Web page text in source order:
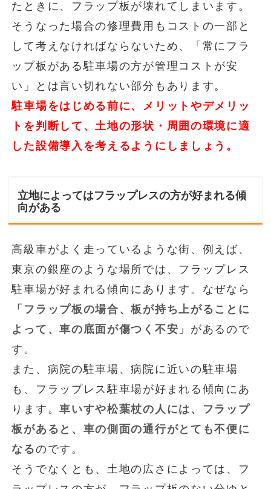
たときに、フラップ板が壊れてしまいます。
そうなった場合の修理費用もコストの一部と
して考えなければならないため、「常にフラ
ップ板がある駐車場の方が管理コストが安
い」とは言い切れない部分もあります。
駐車場をはじめる前に、メリットやデメリッ
トを判断して、土地の形状・周囲の環境に適
した設備導入を考えるようにしましょう。
立地によってはフラップレスの方が好まれる傾
向がある
高級車がよく走っているような街、例えば、
東京の銀座のような場所では、フラップレス
駐車場が好まれる傾向にあります。なぜなら
「フラップ板の場合、板が持ち上がることに
よって、車の底面が傷つく不安」 があるので
す。
また、病院の駐車場、病院に近いの駐車場
も、フラップレス駐車場が好まれる傾向にあ
ります。車いすや松葉杖の人には、フラップ
板があると、車の側面の通行がとても不便に
なるのです。
そうでなくとも、土地の広さによっては、フ